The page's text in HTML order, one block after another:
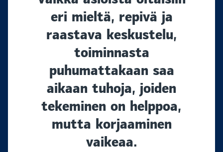
eri mieltä, repivä ja
raastava keskustelu,
toiminnasta
puhumattakaan saa
aikaan tuhoja, joiden
tekeminen on helppoa,
mutta korjaaminen
vaikeaa.